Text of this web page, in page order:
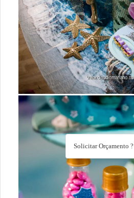
Solicitar Orçamento ?